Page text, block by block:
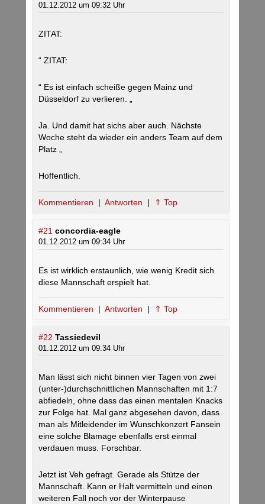
01.12.2012 um 09:32 Uhr
ZITAT:
“ ZITAT:
“ Es ist einfach scheiße gegen Mainz und
Düsseldorf zu verlieren. „
Ja. Und damit hat sichs aber auch. Nächste
Woche steht da wieder ein anders Team auf dem
Platz „
Hoffentlich.
Kommentieren | Antworten | ⇑ Top
#21 concordia-eagle
01.12.2012 um 09:34 Uhr
Es ist wirklich erstaunlich, wie wenig Kredit sich
diese Mannschaft erspielt hat.
Kommentieren | Antworten | ⇑ Top
#22 Tassiedevil
01.12.2012 um 09:34 Uhr
Man lässt sich nicht binnen vier Tagen von zwei
(unter-)durchschnittlichen Mannschaften mit 1:7
abfiedeln, ohne dass das einen mentalen Knacks
zur Folge hat. Mal ganz abgesehen davon, dass
man als Mitleidender im Wunschkonzert Fansein
eine solche Blamage ebenfalls erst einmal
verdauen muss. Forschbar.
Jetzt ist Veh gefragt. Gerade als Stütze der
Mannschaft. Kann er Halt vermitteln und einen
weiteren Fall noch vor der Winterpause